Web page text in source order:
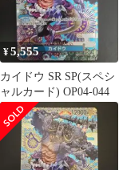
¥5,555
カイドウ SR SP(スペシ
ャルカード) OP04-044